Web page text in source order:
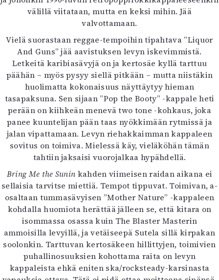
välillä viitataan, mutta en keksi mihin. Jää
valvottamaan.
Vielä suorastaan reggae-tempoihin tipahtava ”Liquor
And Guns” jää aavistuksen levyn iskevimmistä.
Letkeitä karibiasävyjä on ja kertosäe kyllä tarttuu
päähän – myös pysyy siellä pitkään – mutta niistäkin
huolimatta kokonaisuus näyttäytyy hieman
tasapaksuna. Sen sijaan ”Pop the Booty” -kappale heti
perään on kiihkeän menevä two tone -kohkaus, joka
panee kuuntelijan pään taas nyökkimään rytmissä ja
jalan vipattamaan. Levyn riehakkaimman kappaleen
sovitus on toimiva. Mielessä käy, vieläköhän tämän
tahtiin jaksaisi vuorojalkaa hypähdellä.
Bring Me the Sunin kahden viimeisen raidan aikana ei
sellaisia tarvitse miettiä. Tempot tippuvat. Toimivan, a-
osaltaan tummasävyisen ”Mother Nature” -kappaleen
kohdalla huomiota herättää jälleen se, että kitara on
isommassa osassa kuin The Blaster Masterin
ammoisilla levyillä, ja vetäiseepä Sutela sillä kirpakan
soolonkin. Tarttuvan kertosäkeen hillittyjen, toimivien
puhallinosuuksien kohottama raita on levyn
kappaleista ehkä eniten ska/rocksteady-karsinasta